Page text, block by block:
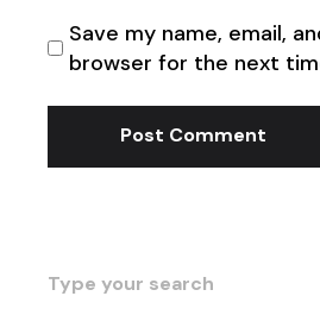
Save my name, email,
browser for the next
Post Comment
Search
for: